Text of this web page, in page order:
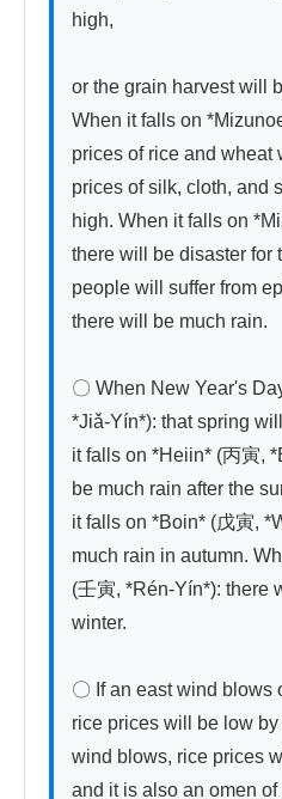
high,
or the grain harvest will
When it falls on
prices of rice and wheat
prices of silk, cloth, and
high. When it falls on
there will be disaster for
people will suffer from
there will be much rain.
〇 When New Year's
*Jiǎ-Yín*): that spring
it falls on *Heiin* (丙寅,
be much rain after the
it falls on *Boin* (戊寅,
much rain in autumn.
(壬寅, *Rén-Yín*): there
winter.
〇 If an east wind blows
rice prices will be low by
wind blows, rice prices
and it is also an omen